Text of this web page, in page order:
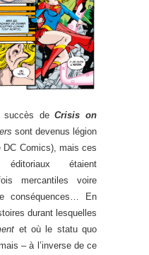
succès deCrisis on
sont devenus légion
Comics), mais ces
éditoriaux étaient
mercantiles voire
conséquences… En
durant lesquelles
et où le statu quo
– à l’inverse de ce